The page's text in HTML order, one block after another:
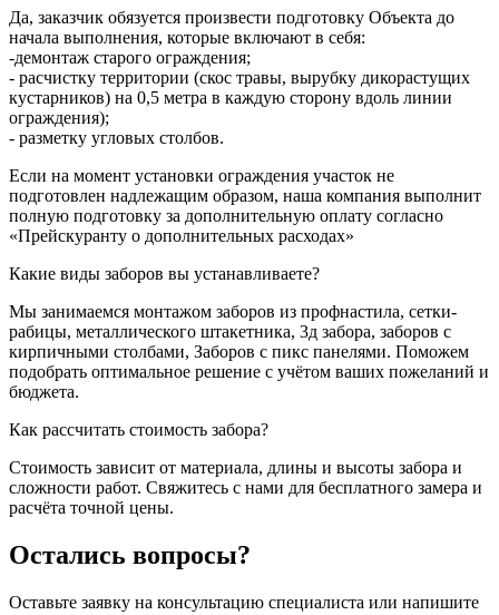
Да, заказчик обязуется произвести подготовку Объекта до
начала выполнения, которые включают в себя:
-демонтаж старого ограждения;
- расчистку территории (скос травы, вырубку дикорастущих
кустарников) на 0,5 метра в каждую сторону вдоль линии
ограждения);
- разметку угловых столбов.
Если на момент установки ограждения участок не
подготовлен надлежащим образом, наша компания выполнит
полную подготовку за дополнительную оплату согласно
«Прейскуранту о дополнительных расходах»
Какие виды заборов вы устанавливаете?
Мы занимаемся монтажом заборов из профнастила, сетки-
рабицы, металлического штакетника, 3д забора, заборов с
кирпичными столбами, Заборов с пикс панелями. Поможем
подобрать оптимальное решение с учётом ваших пожеланий и
бюджета.
Как рассчитать стоимость забора?
Стоимость зависит от материала, длины и высоты забора и
сложности работ. Свяжитесь с нами для бесплатного замера и
расчёта точной цены.
Остались вопросы?
Оставьте заявку на консультацию специалиста или напишите